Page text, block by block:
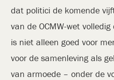
dat politici de komende
van de OCMW-wet
is niet alleen goed voor
voor de samenleving als
van armoede – onder de